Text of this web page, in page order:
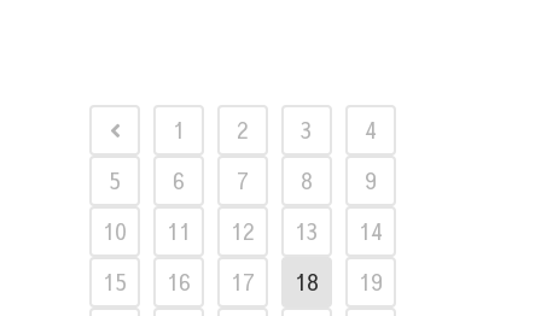
1 2 3
4
5
6 7 8
9
10
11 12 13
14
15
16 17 18
19